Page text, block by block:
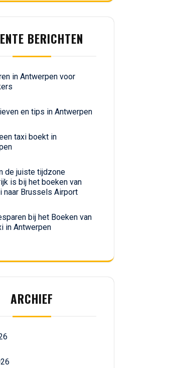
BERICHTEN
in Antwerpen voor
en tips in Antwerpen
taxi boekt in
de juiste tijdzone
is bij het boeken van
naar Brussels Airport
bij het Boeken van
in Antwerpen
ARCHIEF